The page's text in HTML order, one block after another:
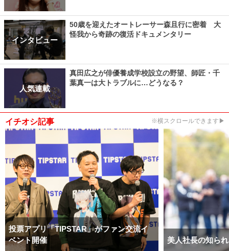
インタビュー
50歳を迎えたオートレーサー森且行に密着 大
怪我から奇跡の復活ドキュメンタリー
人気連載
真田広之が俳優養成学校設立の野望、師匠・千
葉真一は大トラブルに…どうなる？
イチオシ記事 ※横スクロールできます▶
投票アプリ「TIPSTAR」がファン交流イ
ベント開催
美人社長の知ら